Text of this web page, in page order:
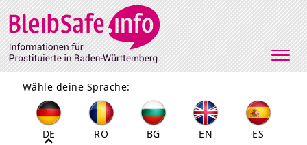
Direkt zum Inhalt
Wähle deine Sprache:
DE RO BG EN ES